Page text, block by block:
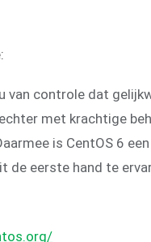
van controle dat
met krachtige
is CentOS 6
eerste hand te